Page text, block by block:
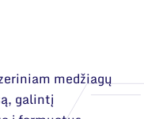
medžiagų
galintį